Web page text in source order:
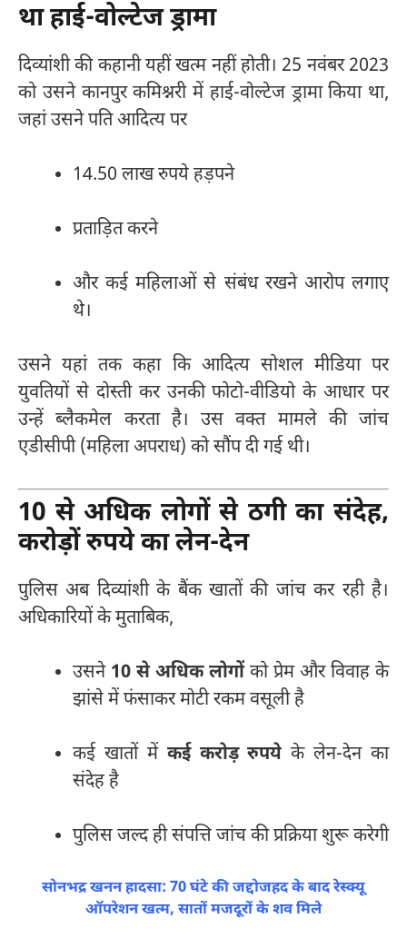
था हाई-वोल्टेज ड्रामा
दिव्यांशी की कहानी यहीं खत्म नहीं होती। 25 नवंबर 2023
को उसने कानपुर कमिश्नरी में हाई-वोल्टेज ड्रामा किया था,
जहां उसने पति आदित्य पर
14.50 लाख रुपये हड़पने
प्रताड़ित करने
और कई महिलाओं से संबंध रखने आरोप लगाए
थे।
उसने यहां तक कहा कि आदित्य सोशल मीडिया पर
युवतियों से दोस्ती कर उनकी फोटो-वीडियो के आधार पर
उन्हें ब्लैकमेल करता है। उस वक्त मामले की जांच
एडीसीपी (महिला अपराध) को सौंप दी गई थी।
10 से अधिक लोगों से ठगी का संदेह,
करोड़ों रुपये का लेन-देन
पुलिस अब दिव्यांशी के बैंक खातों की जांच कर रही है।
अधिकारियों के मुताबिक,
उसने 10 से अधिक लोगोंको प्रेम और विवाह के
झांसे में फंसाकर मोटी रकम वसूली है
कई खातों में कई करोड़ रुपये के लेन-देन का
संदेह है
पुलिस जल्द ही संपत्ति जांच की प्रक्रिया शुरू करेगी
सोनभद्र खनन हादसा: 70 घंटे की जद्दोजहद के बाद रेस्क्यू
ऑपरेशन खत्म, सातों मजदूरों के शव मिले